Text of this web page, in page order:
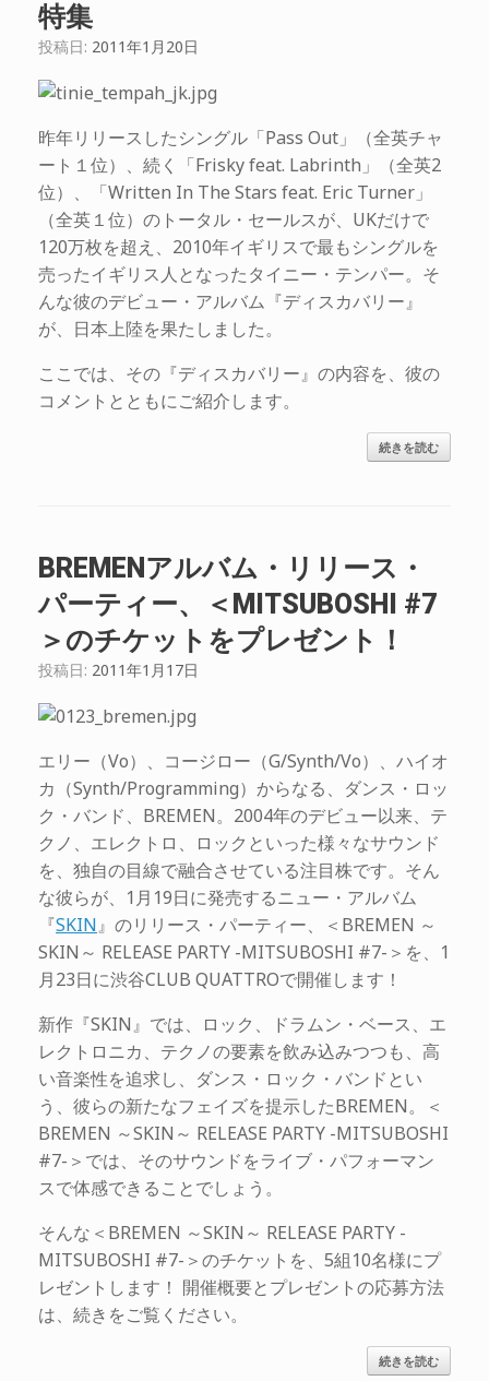
特集
投稿日: 2011年1月20日
昨年リリースしたシングル「Pass Out」（全英チャ
ート１位）、続く「Frisky feat. Labrinth」（全英2
位）、「Written In The Stars feat. Eric Turner」
（全英１位）のトータル・セールスが、UKだけで
120万枚を超え、2010年イギリスで最もシングルを
売ったイギリス人となったタイニー・テンパー。そ
んな彼のデビュー・アルバム『ディスカバリー』
が、日本上陸を果たしました。
ここでは、その『ディスカバリー』の内容を、彼の
コメントとともにご紹介します。
続きを読む
BREMENアルバム・リリース・
パーティー、＜MITSUBOSHI #7
＞のチケットをプレゼント！
投稿日: 2011年1月17日
エリー（Vo）、コージロー（G/Synth/Vo）、ハイオ
カ（Synth/Programming）からなる、ダンス・ロッ
ク・バンド、BREMEN。2004年のデビュー以来、テ
クノ、エレクトロ、ロックといった様々なサウンド
を、独自の目線で融合させている注目株です。そん
な彼らが、1月19日に発売するニュー・アルバム
『SKIN』のリリース・パーティー、＜BREMEN ～
SKIN～ RELEASE PARTY -MITSUBOSHI #7-＞を、1
月23日に渋谷CLUB QUATTROで開催します！
新作『SKIN』では、ロック、ドラムン・ベース、エ
レクトロニカ、テクノの要素を飲み込みつつも、高
い音楽性を追求し、ダンス・ロック・バンドとい
う、彼らの新たなフェイズを提示したBREMEN。＜
BREMEN ～SKIN～ RELEASE PARTY -MITSUBOSHI
#7-＞では、そのサウンドをライブ・パフォーマン
スで体感できることでしょう。
そんな＜BREMEN ～SKIN～ RELEASE PARTY -
MITSUBOSHI #7-＞のチケットを、5組10名様にプ
レゼントします！ 開催概要とプレゼントの応募方法
は、続きをご覧ください。
続きを読む